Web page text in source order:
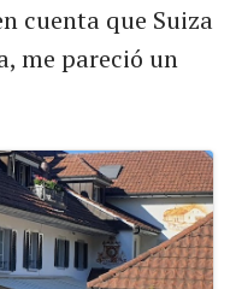
cuenta que Suiza
me pareció un